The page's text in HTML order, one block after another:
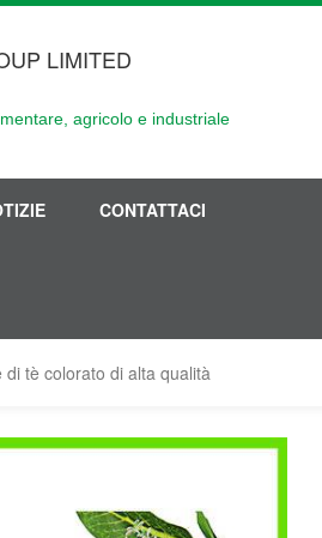
LIMITED
agricolo e industriale
CONTATTACI
di tè colorato di alta qualità